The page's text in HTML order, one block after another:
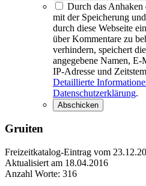
Durch das
mit der Speicherung
durch diese Webseite
über Kommentare zu
verhindern, speichert
angegebene Namen,
IP-Adresse und
Detaillierte
Datenschutzerklärung.
Gruiten
Freizeitkatalog-Eintrag vom
Aktualisiert am 18.04.2016
Anzahl Worte: 316